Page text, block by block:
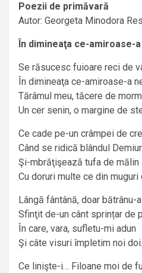
Poezii de primăvară
Autor: Georgeta Minodora
În dimineaţa ce-amiroase-
Se răsucesc fuioare reci de
În dimineaţa ce-amiroase-a
Tărâmul meu, tăcere de
Un cer senin, o margine de
Ce cade pe-un crâmpei de
Când se ridică blândul
Şi-mbrăţişează tufa de mălin
Cu doruri multe ce din muguri
Lângă fântână, doar bătrânu-
Sfinţit de-un cânt sprințar de
În care, vara, sufletu-mi adun
Şi câte visuri împletim noi doi.
Ce linişte-i… Filoane moi de